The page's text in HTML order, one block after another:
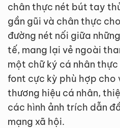
chân thực nét bút tay
gần gũi và chân thực
đường nét nối giữa
tế, mang lại vẻ ngoài
một chữ ký cá nhân
font cực kỳ phù hợp
thương hiệu cá nhân,
các hình ảnh trích dẫn
mạng xã hội.